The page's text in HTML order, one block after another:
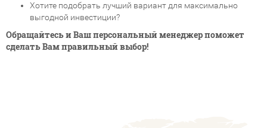
Хотите подобрать лучший вариант для максимально
выгодной инвестиции?
Обращайтесь и Ваш персональный менеджер поможет
сделать Вам правильный выбор!